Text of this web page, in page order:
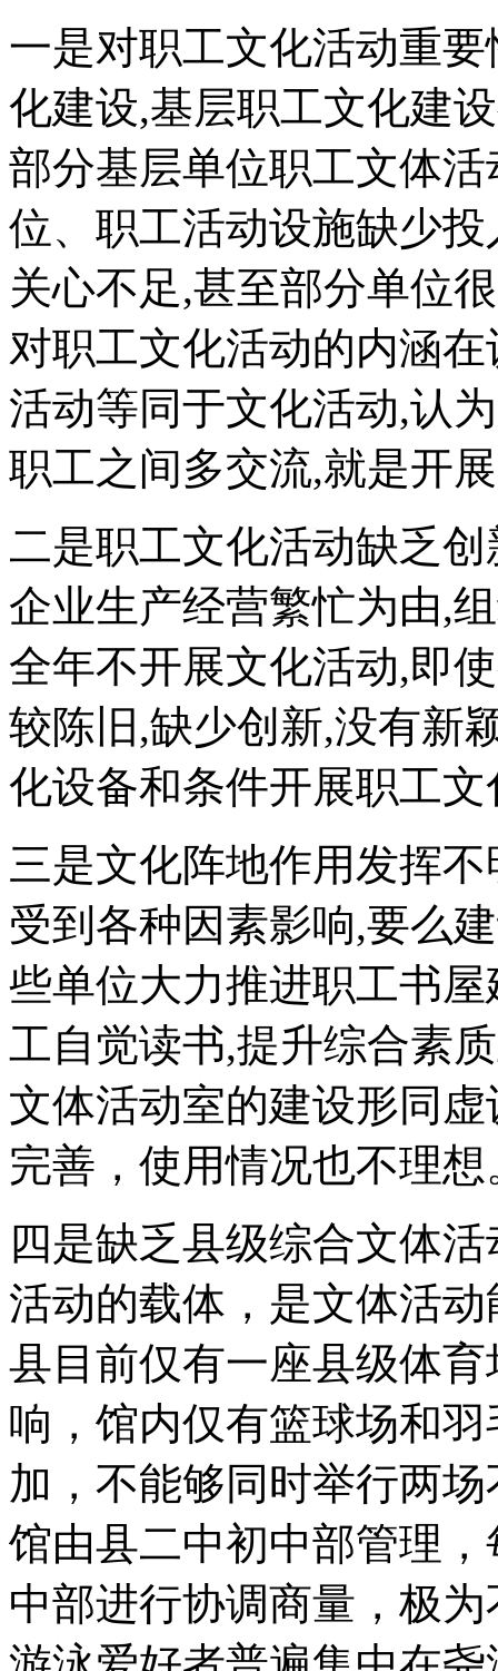
一是对职工文化活动重
化建设,基层职工文化建
部分基层单位职工文体
位、职工活动设施缺少
关心不足,甚至部分单位
对职工文化活动的内涵
活动等同于文化活动,认
职工之间多交流,就是开
二是职工文化活动缺乏
企业生产经营繁忙为由,
全年不开展文化活动,即
较陈旧,缺少创新,没有新
化设备和条件开展职工
三是文化阵地作用发挥
受到各种因素影响,要么
些单位大力推进职工书
工自觉读书,提升综合素
文体活动室的建设形同
完善，使用情况也不理想
四是缺乏县级综合文体
活动的载体，是文体活
县目前仅有一座县级体
响，馆内仅有篮球场和
加，不能够同时举行两
馆由县二中初中部管理
中部进行协调商量，极